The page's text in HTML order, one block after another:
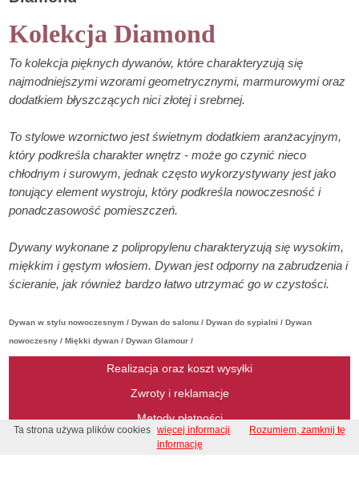
Kolekcja Diamond
To kolekcja pięknych dywanów, które charakteryzują się
najmodniejszymi wzorami geometrycznymi, marmurowymi oraz
dodatkiem błyszczących nici złotej i srebrnej.
To stylowe wzornictwo jest świetnym dodatkiem aranżacyjnym,
który podkreśla charakter wnętrz - może go czynić nieco
chłodnym i surowym, jednak często wykorzystywany jest jako
tonujący element wystroju, który podkreśla nowoczesność i
ponadczasowość pomieszczeń.
Dywany wykonane z polipropylenu charakteryzują się wysokim,
miękkim i gęstym włosiem. Dywan jest odporny na zabrudzenia i
ścieranie, jak również bardzo łatwo utrzymać go w czystości.
Dywan w stylu nowoczesnym / Dywan do salonu / Dywan do sypialni / Dywan
nowoczesny / Miękki dywan / Dywan Glamour /
Realizacja oraz koszt wysyłki
Zwroty i reklamacje
Metody płatności
Regulamin
Ta strona używa plików cookies więcej informacji
Rozumiem, zamknij tę
informację